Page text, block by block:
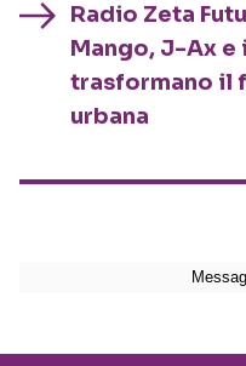
Radio Zeta
Mango, J-Ax e
trasformano il
urbana